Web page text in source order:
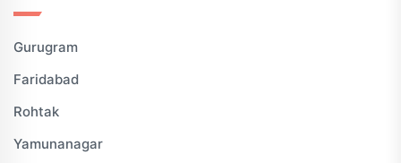
Gurugram
Faridabad
Rohtak
Yamunanagar